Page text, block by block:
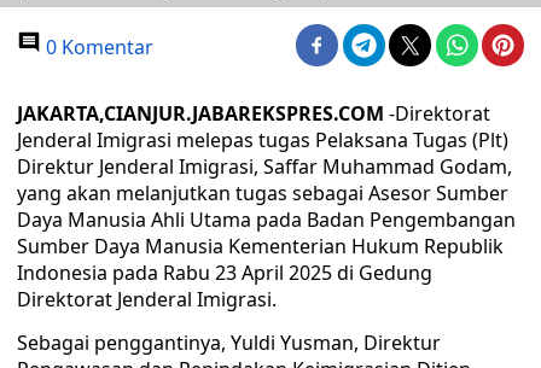
0 Komentar
JAKARTA,CIANJUR.JABAREKSPRES.COM -Direktorat
Jenderal Imigrasi melepas tugas Pelaksana Tugas (Plt)
Direktur Jenderal Imigrasi, Saffar Muhammad Godam,
yang akan melanjutkan tugas sebagai Asesor Sumber
Daya Manusia Ahli Utama pada Badan Pengembangan
Sumber Daya Manusia Kementerian Hukum Republik
Indonesia pada Rabu 23 April 2025 di Gedung
Direktorat Jenderal Imigrasi.
Sebagai penggantinya, Yuldi Yusman, Direktur